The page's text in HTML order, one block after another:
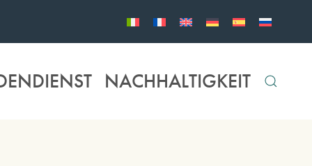
NACHHALTIGKEIT